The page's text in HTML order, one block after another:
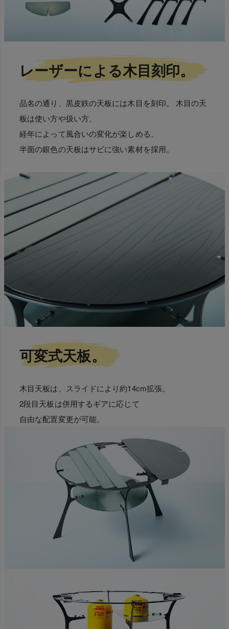
レーザーによる木目刻印。
品名の通り、黒皮鉄の天板には木目を刻印。 木目の天
板は使い方や扱い方、
経年によって風合いの変化が楽しめる。
半面の銀色の天板はサビに強い素材を採用。
可変式天板。
木目天板は、スライドにより約14cm拡張。
2段目天板は併用するギアに応じて
自由な配置変更が可能。